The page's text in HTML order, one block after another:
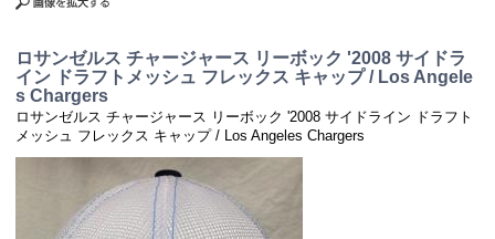
ロサンゼルス チャージャース リーボック '2008 サイドラ
イン ドラフトメッシュ フレックス キャップ / Los Angele
s Chargers
ロサンゼルス チャージャース リーボック '2008 サイドライン ドラフト
メッシュ フレックス キャップ / Los Angeles Chargers